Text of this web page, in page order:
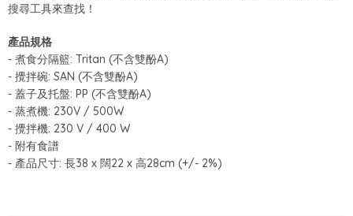
搜尋工具來查找！
產品規格
- 煮食分隔籃: Tritan (不含雙酚A)
- 攪拌碗: SAN (不含雙酚A)
- 蓋子及托盤: PP (不含雙酚A)
- 蒸煮機: 230V / 500W
- 攪拌機: 230 V / 400 W
- 附有食譜
- 產品尺寸: 長38 x 闊22 x 高28cm (+/- 2%)